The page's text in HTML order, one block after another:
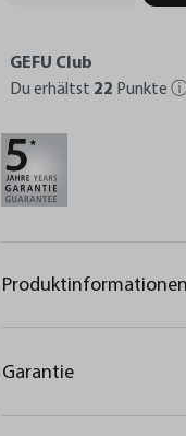
GEFU Club
Du erhältst 22 Punkte
Produktinformationen
Garantie